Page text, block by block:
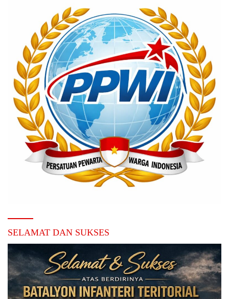
SELAMAT DAN SUKSES